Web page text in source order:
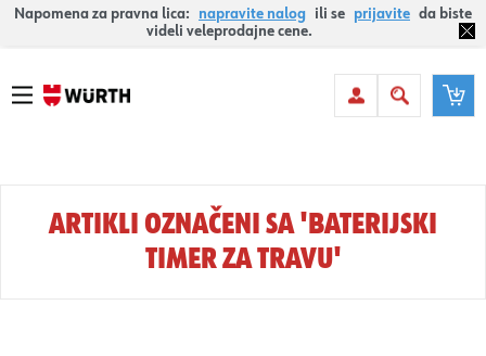
Napomena za pravna lica: napravite nalog ili se prijavite da biste
videli veleprodajne cene.
ARTIKLI OZNAČENI SA 'BATERIJSKI
TIMER ZA TRAVU'